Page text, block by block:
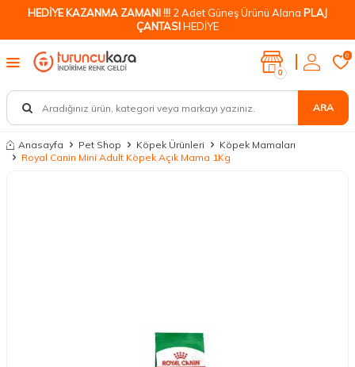
HEDİYE KAZANMA ZAMANI !!! 2 Adet Güneş Ürünü Alana PLAJ
ÇANTASIHEDİYE
ARA
0
0
Anasayfa Pet Shop Köpek Ürünleri
Köpek Mamaları
Royal Canin Mini Adult Köpek Açık Mama 1Kg